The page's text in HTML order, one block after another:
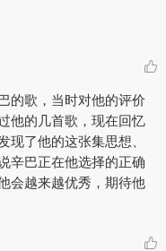
的歌，当时对他的评价
他的几首歌，现在回忆
现了他的这张集思想、
辛巴正在他选择的正确
会越来越优秀，期待他